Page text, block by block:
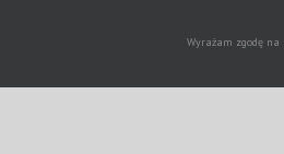
Wyrażam zgodę